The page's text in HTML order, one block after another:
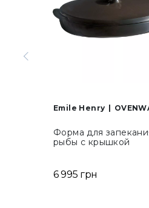
Emile Henry
Форма для
рыбы с крышкой
6 995 грн